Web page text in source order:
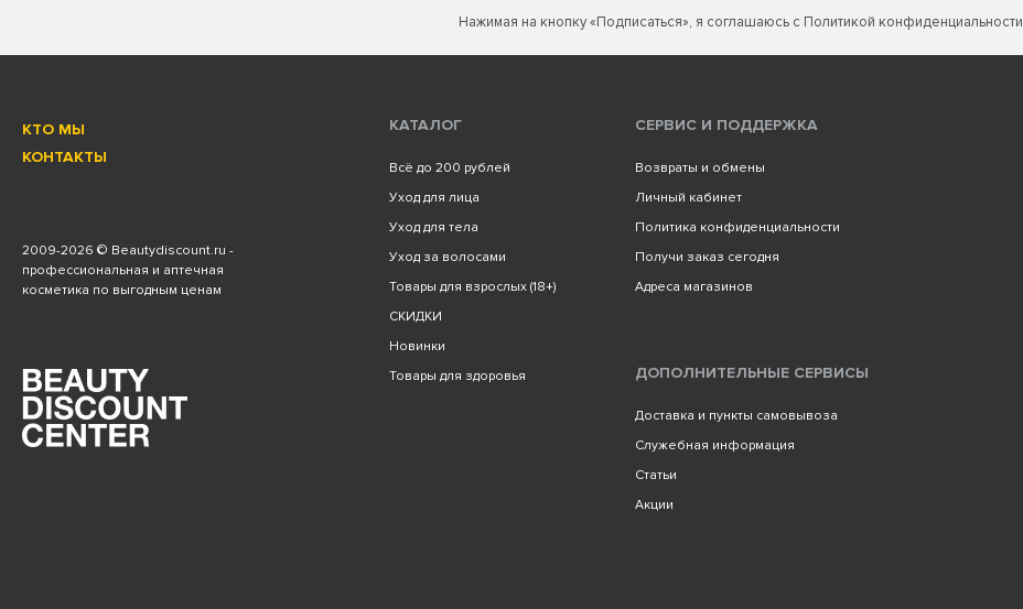
Нажимая на кнопку «Подписаться», я соглашаюсь с Политикой конфиденциальности
КТО МЫ
КОНТАКТЫ
2009-2026 © Beautydiscount.ru -
профессиональная и аптечная
косметика по выгодным ценам
КАТАЛОГ
Всё до 200 рублей
Уход для лица
Уход для тела
Уход за волосами
Товары для взрослых (18+)
СКИДКИ
Новинки
Товары для здоровья
СЕРВИС И ПОДДЕРЖКА
Возвраты и обмены
Личный кабинет
Политика конфиденциальности
Получи заказ сегодня
Адреса магазинов
ДОПОЛНИТЕЛЬНЫЕ СЕРВИСЫ
Доставка и пункты самовывоза
Служебная информация
Статьи
Акции